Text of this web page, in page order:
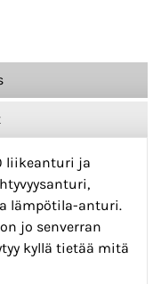
liikeanturi ja
lämpötila-anturi.
jo senverran
kyllä tietää mitä